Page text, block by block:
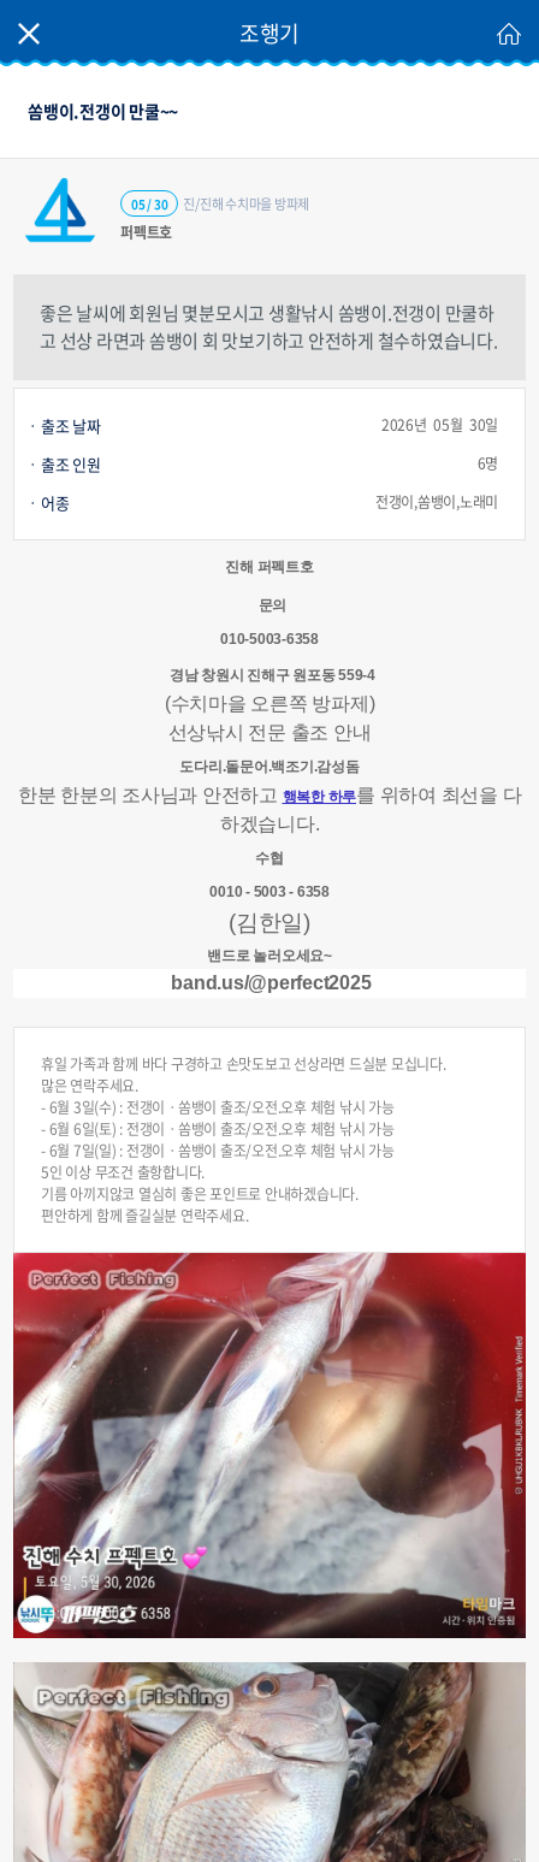
조행기
쏨뱅이.전갱이 만쿨~~
퍼펙트호
진/진해 수치마을 방파제
05 / 30
좋은 날씨에 회원님 몇분모시고 생활낚시 쏨뱅이.전갱이 만쿨하
고 선상 라면과 쏨뱅이 회 맛보기하고 안전하게 철수하였습니다.
출조 날짜 2026년 05월 30일
출조 인원 6명
어종 전갱이,쏨뱅이,노래미
진해 퍼펙트호
문의
010-5003-6358
경남 창원시 진해구 원포동 559-4
(수치마을 오른쪽 방파제)
선상낚시 전문 출조 안내
도다리.돌문어.백조기.감성돔
한분 한분의 조사님과 안전하고 행복한 하루를 위하여 최선을 다
하겠습니다.
수협
0010 - 5003 - 6358
(김한일)
밴드로 놀러오세요~
band.us/@perfect2025
휴일 가족과 함께 바다 구경하고 손맛도보고 선상라면 드실분 모십니다.
많은 연락주세요.
- 6월 3일(수) : 전갱이ㆍ쏨뱅이 출조/오전.오후 체험 낚시 가능
- 6월 6일(토) : 전갱이ㆍ쏨뱅이 출조/오전.오후 체험 낚시 가능
- 6월 7일(일) : 전갱이ㆍ쏨뱅이 출조/오전.오후 체험 낚시 가능
5인 이상 무조건 출항합니다.
기름 아끼지않코 열심히 좋은 포인트로 안내하겠습니다.
편안하게 함께 즐길실분 연락주세요.